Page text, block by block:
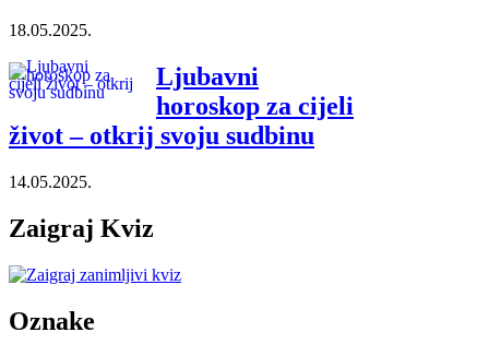
18.05.2025.
Ljubavni
horoskop za cijeli
život – otkrij svoju sudbinu
14.05.2025.
Zaigraj Kviz
Oznake